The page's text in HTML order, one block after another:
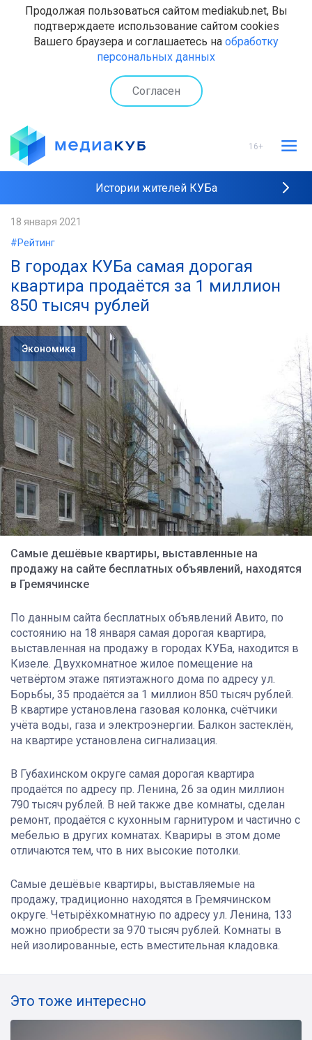
Продолжая пользоваться сайтом mediakub.net, Вы
подтверждаете использование сайтом cookies
Вашего браузера и соглашаетесь на обработку
персональных данных
Согласен
16+
Истории жителей КУБа
18 января 2021
#Рейтинг
В городах КУБа самая дорогая
квартира продаётся за 1 миллион
850 тысяч рублей
Экономика
Самые дешёвые квартиры, выставленные на
продажу на сайте бесплатных объявлений, находятся
в Гремячинске
По данным сайта бесплатных объявлений Авито, по
состоянию на 18 января самая дорогая квартира,
выставленная на продажу в городах КУБа, находится в
Кизеле. Двухкомнатное жилое помещение на
четвёртом этаже пятиэтажного дома по адресу ул.
Борьбы, 35 продаётся за 1 миллион 850 тысяч рублей.
В квартире установлена газовая колонка, счётчики
учёта воды, газа и электроэнергии. Балкон застеклён,
на квартире установлена сигнализация.
В Губахинском округе самая дорогая квартира
продаётся по адресу пр. Ленина, 26 за один миллион
790 тысяч рублей. В ней также две комнаты, сделан
ремонт, продаётся с кухонным гарнитуром и частично с
мебелью в других комнатах. Квариры в этом доме
отличаются тем, что в них высокие потолки.
Самые дешёвые квартиры, выставляемые на
продажу, традиционно находятся в Гремячинском
округе. Четырёхкомнатную по адресу ул. Ленина, 133
можно приобрести за 970 тысяч рублей. Комнаты в
ней изолированные, есть вместительная кладовка.
Это тоже интересно